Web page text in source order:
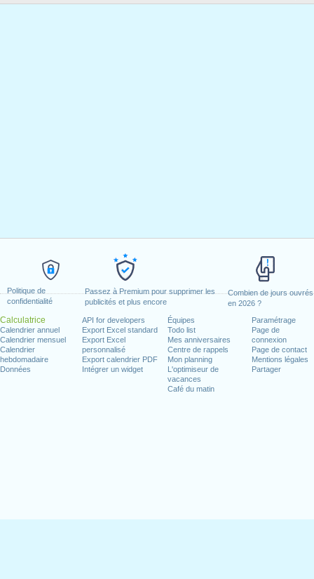
Politique de
confidentialité
Passez à Premium pour supprimer les
publicités et plus encore
Combien de jours ouvrés
en 2026 ?
Calculatrice
Calendrier annuel
Calendrier mensuel
Calendrier
hebdomadaire
Données
API for developers
Export Excel standard
Export Excel
personnalisé
Export calendrier PDF
Intégrer un widget
Équipes
Todo list
Mes anniversaires
Centre de rappels
Mon planning
L'optimiseur de
vacances
Café du matin
Paramétrage
Page de
connexion
Page de contact
Mentions légales
Partager